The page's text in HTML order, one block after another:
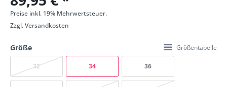
Preise inkl. 19% Mehrwertsteuer.
Zzgl.Versandkosten
Größe Größentabelle
32 34 36